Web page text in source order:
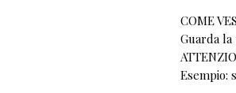
COME
Guarda la
Esempio: